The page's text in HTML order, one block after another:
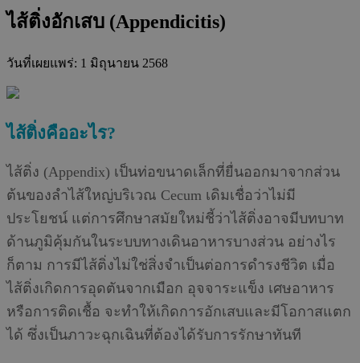
ไส้ติ่งอักเสบ (Appendicitis)
วันที่เผยแพร่: 1 มิถุนายน 2568
ไส้ติ่งคืออะไร?
ไส้ติ่ง (Appendix) เป็นท่อขนาดเล็กที่ยื่นออกมาจากส่วน
ต้นของลำไส้ใหญ่บริเวณ Cecum เดิมเชื่อว่าไม่มี
ประโยชน์ แต่การศึกษาสมัยใหม่ชี้ว่าไส้ติ่งอาจมีบทบาท
ด้านภูมิคุ้มกันในระบบทางเดินอาหารบางส่วน อย่างไร
ก็ตาม การมีไส้ติ่งไม่ใช่สิ่งจำเป็นต่อการดำรงชีวิต เมื่อ
ไส้ติ่งเกิดการอุดตันจากเมือก อุจจาระแข็ง เศษอาหาร
หรือการติดเชื้อ จะทำให้เกิดการอักเสบและมีโอกาสแตก
ได้ ซึ่งเป็นภาวะฉุกเฉินที่ต้องได้รับการรักษาทันที